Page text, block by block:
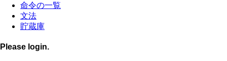
命令の一覧
文法
貯蔵庫
Please login.